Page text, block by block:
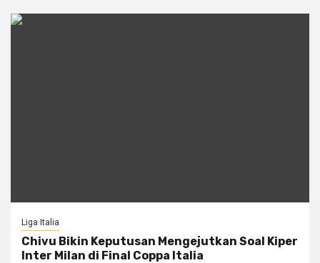
Liga Italia
Chivu Bikin Keputusan Mengejutkan Soal Kiper
Inter Milan di Final Coppa Italia